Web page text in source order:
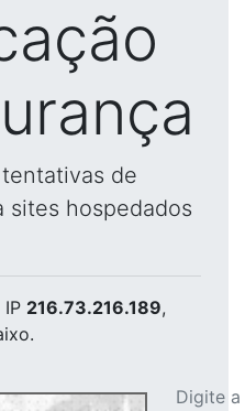
de
sites hospedados
216.73.216.189,
Digite